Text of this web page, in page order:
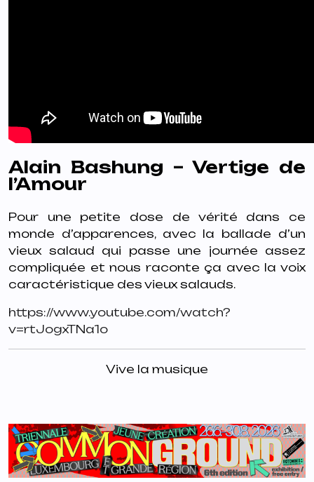
Alain Bashung – Vertige de
l’Amour
Pour une petite dose de vérité dans ce
monde d’apparences, avec la ballade d’un
vieux salaud qui passe une journée assez
compliquée et nous raconte ça avec la voix
caractéristique des vieux salauds.
https://www.youtube.com/watch?
v=rtJogxTNa1o
Vive la musique